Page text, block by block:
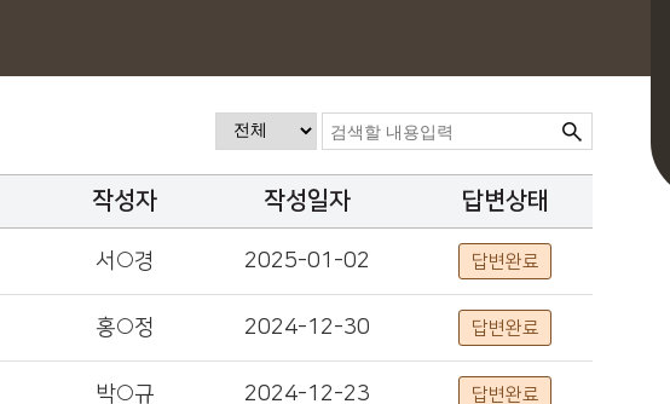
작성자 작성일자 답변상태
서○경 2025-01-02 답변완료
홍○정 2024-12-30 답변완료
박○규 2024-12-23 답변완료